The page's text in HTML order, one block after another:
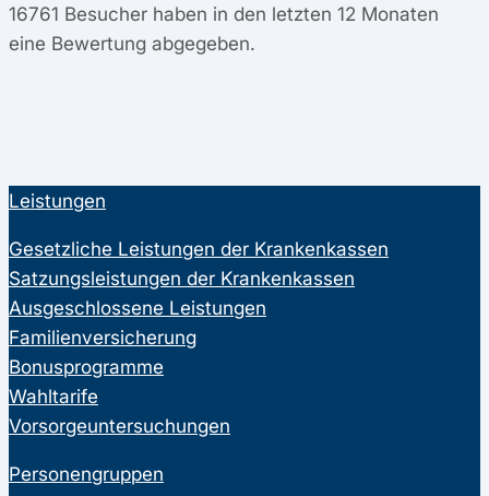
16761 Besucher haben in den letzten 12 Monaten
eine Bewertung abgegeben.
Leistungen
Gesetzliche Leistungen der Krankenkassen
Satzungsleistungen der Krankenkassen
Ausgeschlossene Leistungen
Familienversicherung
Bonusprogramme
Wahltarife
Vorsorgeuntersuchungen
Personengruppen